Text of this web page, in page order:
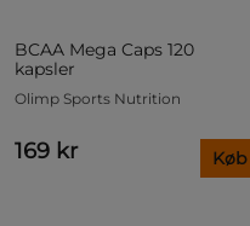
BCAA Mega Caps 120
kapsler
Olimp Sports Nutrition
169 kr Køb